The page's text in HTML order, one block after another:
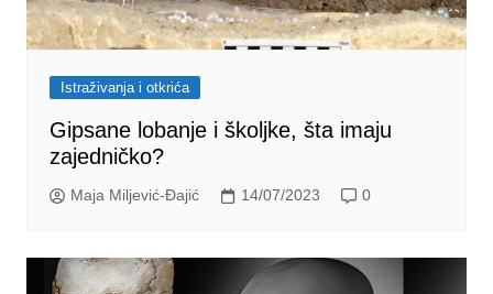
Istraživanja i otkrića
Gipsane lobanje i školjke, šta imaju
zajedničko?
Maja Miljević-Đajić 14/07/2023 0